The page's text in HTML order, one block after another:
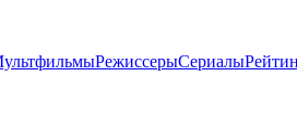
РежиссерыСериалы